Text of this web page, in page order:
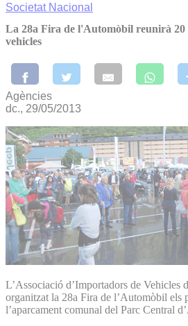
Societat Nacional
La 28a Fira de l'Automòbil reunirà 20
vehicles
Agències
dc., 29/05/2013
L’Associació d’Importadors de Vehicles
organitzat la 28a Fira de l’Automòbil els
l’aparcament comunal del Parc Central